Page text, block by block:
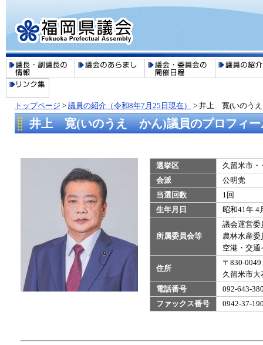
トップページ > 議員の紹介（令和8年7月25日現在） > 井上 寛(いのう
井上 寛(いのうえ かん)議員のプロフィー
選挙区
久留米市・
会派
公明党
当選回数
1回
生年月日
昭和41年 4
所属委員会等
議会運営委
農林水産
空港・交
住所
〒830-0049
久留米市大
電話番号
092-643-
ファックス番号
0942-37-